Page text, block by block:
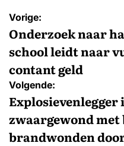
Bericht
navigatie
Vorige:
Onderzoek naar
school leidt naar
contant geld
Volgende:
zwaargewond met
brandwonden